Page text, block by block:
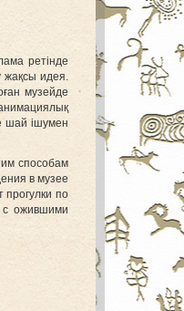
ретінде
жақсы идея.
музейде
шай ішумен
способам
в музее
по
с ожившими